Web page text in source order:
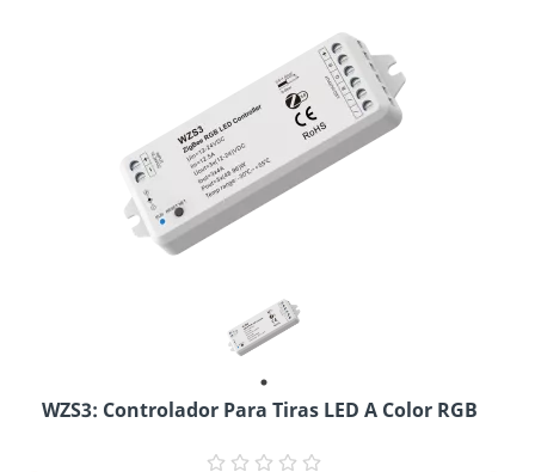
WZS3: Controlador Para Tiras LED A Color RGB